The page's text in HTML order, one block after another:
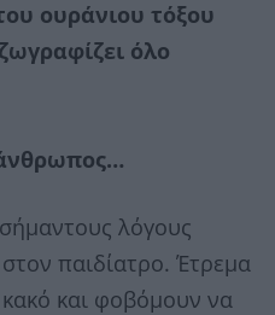
ουράνιου τόξου
όλο
λόγους
παιδίατρο. Έτρεμα
και φοβόμουν να